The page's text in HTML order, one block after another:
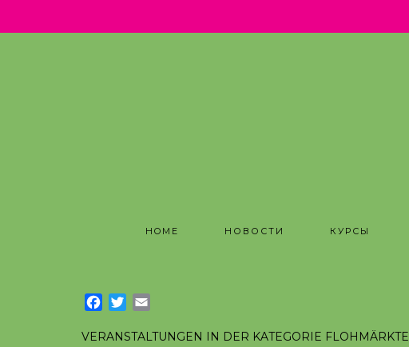
HOME НОВОСТИ КУРСЫ
Facebook
Twitter
VERANSTALTUNGEN IN DER KATEGORIE FLOHMÄRKTE